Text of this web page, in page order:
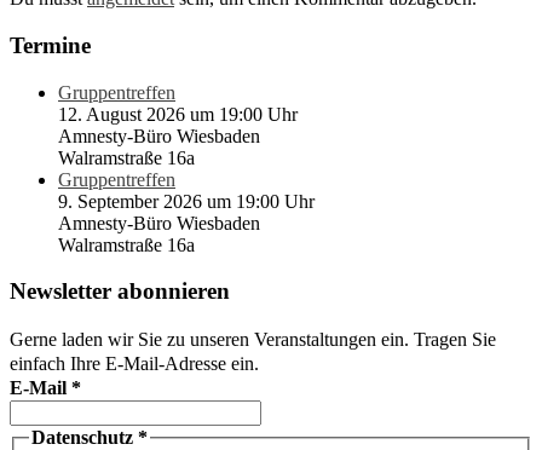
Termine
Gruppentreffen
12. August 2026 um 19:00 Uhr
Amnesty-Büro Wiesbaden
Walramstraße 16a
Gruppentreffen
9. September 2026 um 19:00 Uhr
Amnesty-Büro Wiesbaden
Walramstraße 16a
Newsletter abonnieren
Gerne laden wir Sie zu unseren Veranstaltungen ein. Tragen Sie
einfach Ihre E-Mail-Adresse ein.
E-Mail *
Datenschutz *